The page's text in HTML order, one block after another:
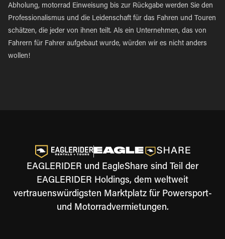
Abholung, motorrad Einweisung bis zur Rückgabe werden Sie den
Professionalismus und die Leidenschaft für das Fahren und Touren
schätzen, die jeder von ihnen teilt. Als ein Unternehmen, das von
Fahrern für Fahrer aufgebaut wurde, würden wir es nicht anders
wollen!
EAGLERIDER und EagleShare sind Teil der
EAGLERIDER Holdings, dem weltweit
vertrauenswürdigsten Marktplatz für Powersport-
und Motorradvermietungen.